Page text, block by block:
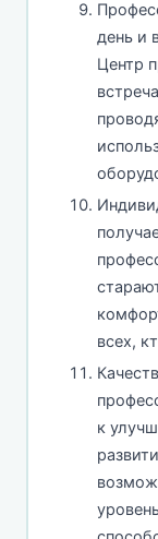
день и
Центр
всех,
к